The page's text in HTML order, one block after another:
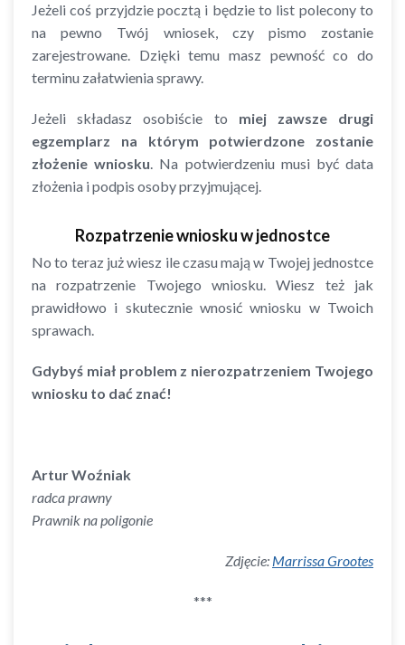
Jeżeli coś przyjdzie pocztą i będzie to list polecony to
na pewno Twój wniosek, czy pismo zostanie
zarejestrowane. Dzięki temu masz pewność co do
terminu załatwienia sprawy.
Jeżeli składasz osobiście to miej zawsze drugi
egzemplarz na którym potwierdzone zostanie
złożenie wniosku . Na potwierdzeniu musi być data
złożenia i podpis osoby przyjmującej.
Rozpatrzenie wniosku w jednostce
No to teraz już wiesz ile czasu mają w Twojej jednostce
na rozpatrzenie Twojego wniosku. Wiesz też jak
prawidłowo i skutecznie wnosić wniosku w Twoich
sprawach.
Gdybyś miał problem z nierozpatrzeniem Twojego
wniosku to dać znać!
Artur Woźniak
radca prawny
Prawnik na poligonie
Zdjęcie: Marrissa Grootes
***